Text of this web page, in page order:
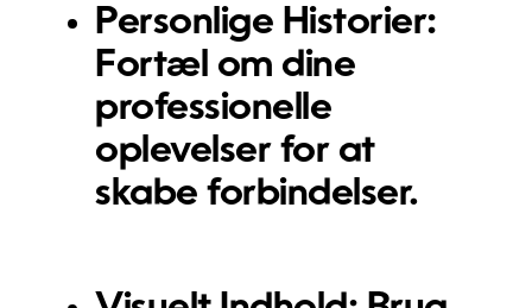
Personlige Historier:
Fortæl om dine
professionelle
oplevelser for at
skabe forbindelser.